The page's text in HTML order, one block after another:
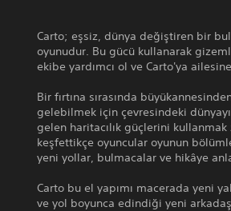
Carto; eşsiz, dünya değiştiren bir
oyunudur. Bu gücü kullanarak
ekibe yardımcı ol ve Carto'ya
Bir fırtına sırasında
gelebilmek için çevresindeki
gelen haritacılık güçlerini kullanmak
keşfettikçe oyuncular oyunun
yeni yollar, bulmacalar ve hikâye
Carto bu el yapımı macerada yeni
ve yol boyunca edindiği yeni